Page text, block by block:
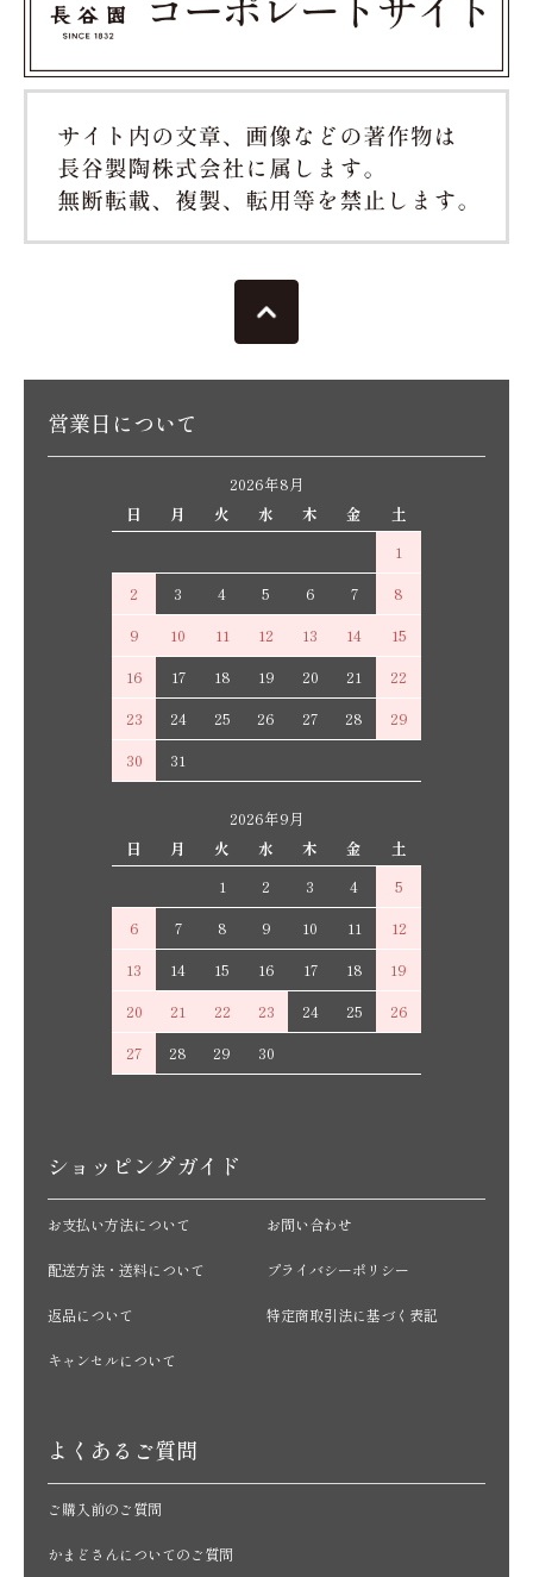
営業日について
2026年8月
日
月 火 水 木 金
土
1
2
3 4 5 6 7
8
9
10 11 12 13 14
15
16
17 18 19 20 21
22
23
24 25 26 27 28
29
30
31
2026年9月
日
月 火 水 木 金
土
1
2 3 4
5
6
7 8 9 10 11
12
13
14 15 16 17 18
19
20
21 22 23 24 25
26
27
28 29 30
ショッピングガイド
お支払い方法について
配送方法・送料について
返品について
キャンセルについて
お問い合わせ
プライバシーポリシー
特定商取引法に基づく表記
よくあるご質問
ご購入前のご質問
かまどさんについてのご質問